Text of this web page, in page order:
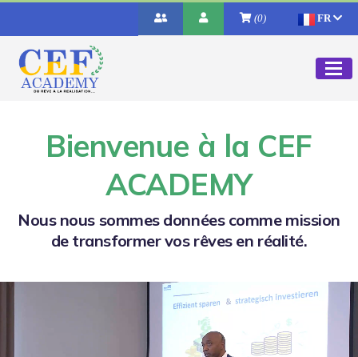
(0) FR
Bienvenue à la CEF
ACADEMY
Nous nous sommes données comme mission
de transformer vos rêves en réalité.